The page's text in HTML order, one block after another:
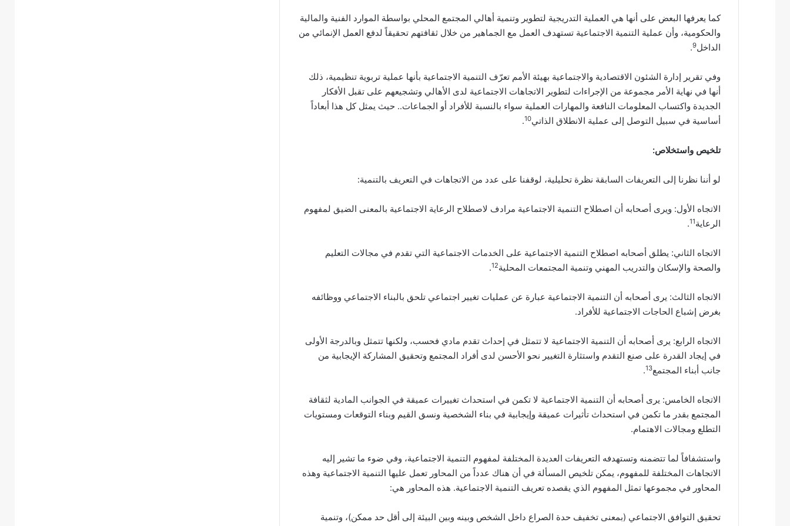
كما يعرفها البعض على أنها هي العملية التدريجية لتطوير وتنمية أهالي المجتمع المحلي بواسطة الموارد الفنية والمالية
والحكومية، وأن عملية التنمية الاجتماعية تستهدف العمل مع الجماهير من خلال ثقافتهم تحقيقاً لدفع العمل الإنمائي من
الداخل9
.
وفي تقرير إدارة الشئون الاقتصادية والاجتماعية بهيئة الأمم تعرّف التنمية الاجتماعية بأنها عملية تربوية تنظيمية، ذلك
أنها في نهاية الأمر مجموعة من الإجراءات لتطوير الاتجاهات الاجتماعية لدى الأهالي وتشجيعهم على تقبل الأفكار
الجديدة واكتساب المعلومات النافعة والمهارات العملية سواء بالنسبة للأفراد أو الجماعات.. حيث يمثل كل هذا أبعاداً
أساسية في سبيل التوصل إلى عملية الانطلاق الذاتي10
.
تلخيص واستخلاص:
لو أننا نظرنا إلى التعريفات السابقة نظرة تحليلية، لوقفنا على عدد من الاتجاهات في التعريف بالتنمية:
الاتجاه الأول: ويرى أصحابه أن اصطلاح التنمية الاجتماعية مرادف لاصطلاح الرعاية الاجتماعية بالمعنى الضيق لمفهوم
الرعاية11
.
الاتجاه الثاني: يطلق أصحابه اصطلاح التنمية الاجتماعية على الخدمات الاجتماعية التي تقدم في مجالات التعليم
والصحة والإسكان والتدريب المهني وتنمية المجتمعات المحلية12
.
الاتجاه الثالث: يرى أصحابه أن التنمية الاجتماعية عبارة عن عمليات تغيير اجتماعي تلحق بالبناء الاجتماعي ووظائفه
بغرض إشباع الحاجات الاجتماعية للأفراد.
الاتجاه الرابع: يرى أصحابه أن التنمية الاجتماعية لا تتمثل في إحداث تقدم مادي فحسب، ولكنها تتمثل وبالدرجة الأولى
في إيجاد القدرة على صنع التقدم واستثارة التغيير نحو الأحسن لدى أفراد المجتمع وتحقيق المشاركة الإيجابية من
جانب أبناء المجتمع13
.
الاتجاه الخامس: يرى أصحابه أن التنمية الاجتماعية لا تكمن في استحداث تغييرات عميقة في الجوانب المادية لثقافة
المجتمع بقدر ما تكمن في استحداث تأثيرات عميقة وإيجابية في بناء الشخصية ونسق القيم وبناء التوقعات ومستويات
التطلع ومجالات الاهتمام.
واستشفافاً لما تتضمنه وتستهدفه التعريفات العديدة المختلفة لمفهوم التنمية الاجتماعية، وفي ضوء ما تشير إليه
الاتجاهات المختلفة للمفهوم، يمكن تلخيص المسألة في أن هناك عدداً من المحاور تعمل عليها التنمية الاجتماعية وهذه
المحاور في مجموعها تمثل المفهوم الذي يقصده تعريف التنمية الاجتماعية. هذه المحاور هي:
تحقيق التوافق الاجتماعي (بمعنى تخفيف حدة الصراع داخل الشخص وبينه وبين البيئة إلى أقل حد ممكن)، وتنمية